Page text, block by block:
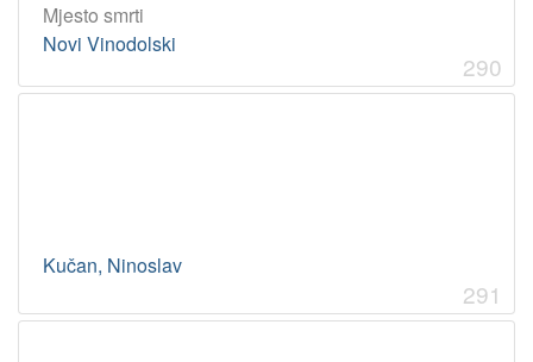
Mjesto smrti
Novi Vinodolski
290
Kučan, Ninoslav
291